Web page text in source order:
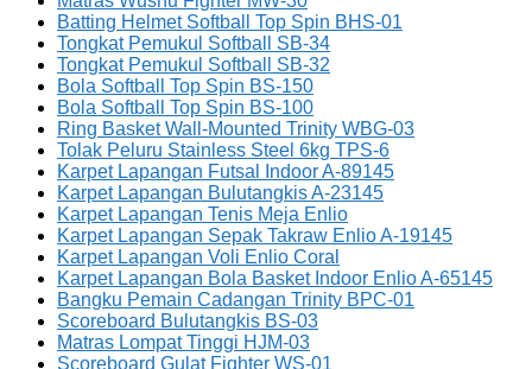
Batting Helmet Softball Top Spin BHS-01
Tongkat Pemukul Softball SB-34
Tongkat Pemukul Softball SB-32
Bola Softball Top Spin BS-150
Bola Softball Top Spin BS-100
Ring Basket Wall-Mounted Trinity WBG-03
Tolak Peluru Stainless Steel 6kg TPS-6
Karpet Lapangan Futsal Indoor A-89145
Karpet Lapangan Bulutangkis A-23145
Karpet Lapangan Tenis Meja Enlio
Karpet Lapangan Sepak Takraw Enlio A-19145
Karpet Lapangan Voli Enlio Coral
Karpet Lapangan Bola Basket Indoor Enlio A-65145
Bangku Pemain Cadangan Trinity BPC-01
Scoreboard Bulutangkis BS-03
Matras Lompat Tinggi HJM-03
Scoreboard Gulat Fighter WS-01